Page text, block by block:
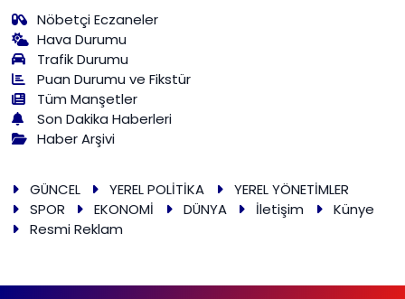
Nöbetçi Eczaneler
Hava Durumu
Trafik Durumu
Puan Durumu ve Fikstür
Tüm Manşetler
Son Dakika Haberleri
Haber Arşivi
GÜNCEL YEREL POLİTİKA
YEREL YÖNETİMLER
SPOR
EKONOMİ DÜNYA İletişim
Künye
Resmi Reklam